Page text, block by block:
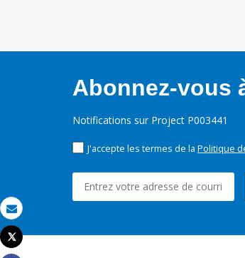
Email
Imprimer
Tweet
Abonnez-vous
Notifications sur Project P003441
J'accepte les termes de la Politique